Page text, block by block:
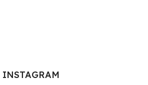
INSTAGRAM